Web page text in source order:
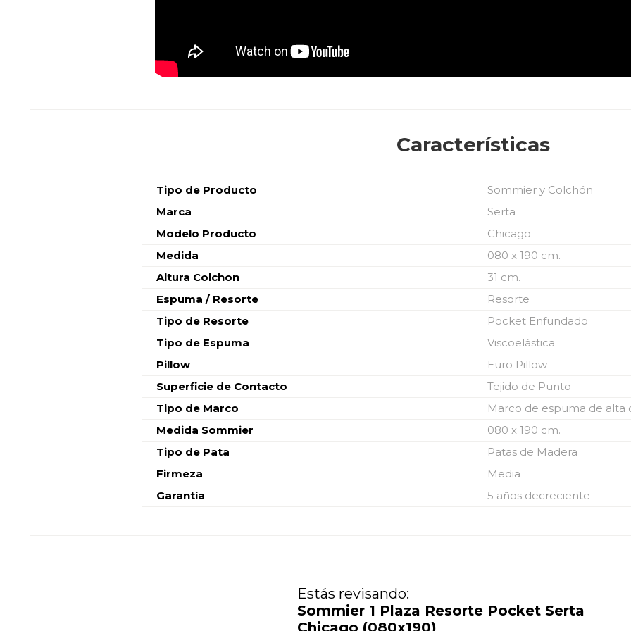
Características
Características
Tipo de Producto
Sommier y Colchón
Marca
Serta
Modelo Producto
Chicago
Medida
080 x 190 cm.
Altura Colchon
31 cm.
Espuma / Resorte
Resorte
Tipo de Resorte
Pocket Enfundado
Tipo de Espuma
Viscoelástica
Pillow
Euro Pillow
Superficie de Contacto
Tejido de Punto
Tipo de Marco
Marco de espuma de alta
Medida Sommier
080 x 190 cm.
Tipo de Pata
Patas de Madera
Firmeza
Media
Garantía
5 años decreciente
Estás revisando:
Sommier 1 Plaza Resorte Pocket Serta
Chicago (080x190)